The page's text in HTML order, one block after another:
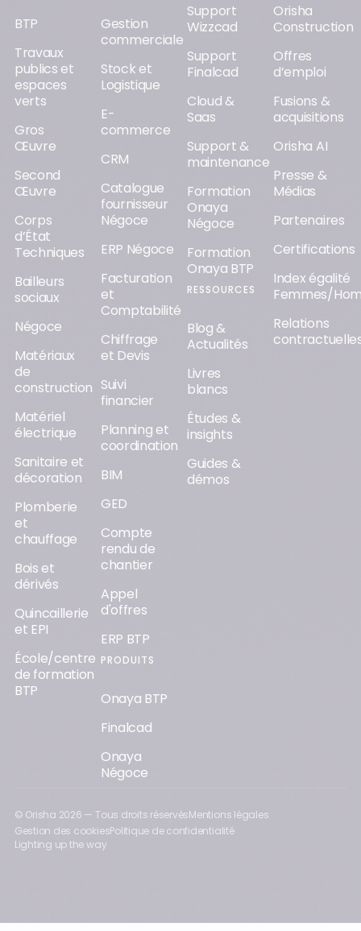
BTP
Travaux
publics et
espaces
verts
Gros
Œuvre
Second
Œuvre
Corps
d’État
Techniques
Bailleurs
sociaux
Négoce
Matériaux
de
construction
Matériel
électrique
Sanitaire et
décoration
Plomberie
et
chauffage
Bois et
dérivés
Quincaillerie
et EPI
École/centre
de formation
BTP
Gestion
commerciale
Stock et
Logistique
E-
commerce
CRM
Catalogue
fournisseur
Négoce
ERP Négoce
Facturation
et
Comptabilité
Chiffrage
et Devis
Suivi
financier
Planning et
coordination
BIM
GED
Compte
rendu de
chantier
Appel
d'offres
ERP BTP
PRODUITS
Onaya BTP
Finalcad
Onaya
Négoce
Support
Wizzcad
Support
Finalcad
Cloud &
Saas
Support &
maintenance
Formation
Onaya
Négoce
Formation
Onaya BTP
RESSOURCES
Blog &
Actualités
Livres
blancs
Études &
insights
Guides &
démos
Orisha
Construction
Offres
d’emploi
Fusions &
acquisitions
Orisha AI
Presse &
Médias
Partenaires
Certifications
Index égalité
Femmes/
Relations
© Orisha 2026 — Tous droits réservésMentions légales
Gestion des cookiesPolitique de confidentialité
Lighting up the way